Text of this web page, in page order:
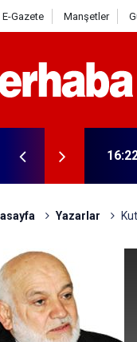
E-Gazete Manşetler
motoru var
Yazarlar